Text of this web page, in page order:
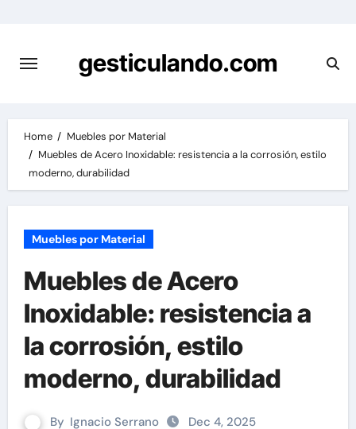
content
gesticulando.com
Home
Muebles por Material
Muebles de Acero Inoxidable: resistencia a la corrosión, estilo
moderno, durabilidad
Muebles por Material
Muebles de Acero
Inoxidable: resistencia a
la corrosión, estilo
moderno, durabilidad
By Ignacio Serrano Dec 4, 2025